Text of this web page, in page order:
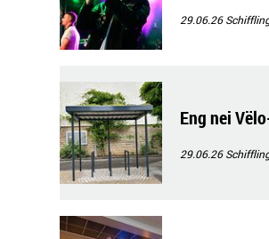
29.06.26
Eng nei
29.06.26